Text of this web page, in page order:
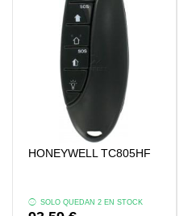
HONEYWELL TC805HF
SOLO QUEDAN 2 EN STOCK